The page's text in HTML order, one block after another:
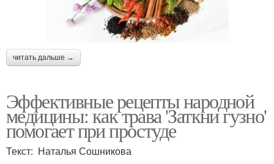
читать дальше →
Эффективные рецепты народной
медицины: как трава 'Заткни гузно'
помогает при простуде
Текст: Наталья Сошникова